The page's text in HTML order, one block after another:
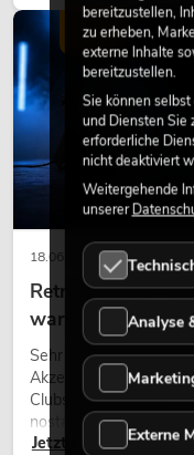
modernen
18.06.2026
Retro-Licht im
warmes Licht
Sehr warmes Licht,
Akzente prägen viele
Clubs und bei Events.
nostalgischer Effekt,
Gestaltungsmittel: Es
Jetzt lesen
LICHT
bereitzustellen,
zu erheben,
externe Inhalte
bereitzustellen.
Sie können
und Diensten Sie
erforderliche
nicht deaktiviert
Weitergehende
unserer
Analyse
Externe